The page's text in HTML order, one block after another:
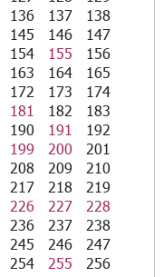
136 137
138
145 146
147
154 155
156
163 164
165
172 173
174
181 182
183
190 191
192
199 200
201
208 209
210
217 218
219
226 227
228
236 237
238
245 246
247
254 255
256